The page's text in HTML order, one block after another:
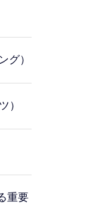
グ）
）
重要